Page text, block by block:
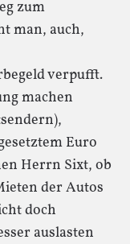
zum
man, auch,
verpufft.
machen
Euro
Herrn Sixt, ob
der Autos
doch
auslasten